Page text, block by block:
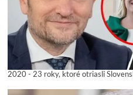
2020 - 23 roky, ktoré otriasli